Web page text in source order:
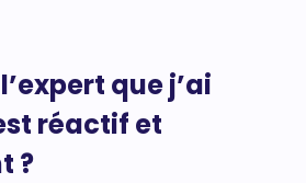
que j’ai
réactif et
?